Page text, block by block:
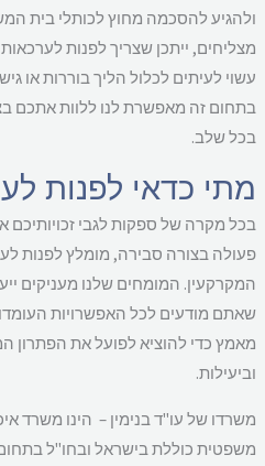
להסכמה מחוץ לכותלי בית
ייתכן שצריך לפנות לערכאות
לעיתים לכלול הליך בוררות או
זה מאפשרת לנו ללוות אתכם
שלב.
כדאי לפנות
מקרה של ספקות לגבי זכויותיכם
בצורה סבירה, מומלץ לפנות
המומחים שלנו מעניקים ייעוץ
מודעים לכל האפשרויות העומדות
כדי להוציא לפועל את הפתרון
של עו"ד בנימין – הינו משרד
כוללת בישראל ובחו"ל בתחום